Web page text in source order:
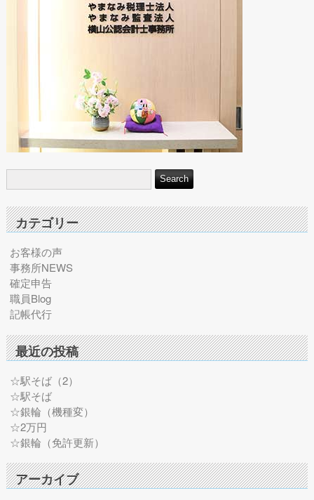
カテゴリー
お客様の声
事務所NEWS
確定申告
職員Blog
記帳代行
最近の投稿
☆駅そば（2）
☆駅そば
☆銀輪（機種変）
☆2万円
☆銀輪（免許更新）
アーカイブ